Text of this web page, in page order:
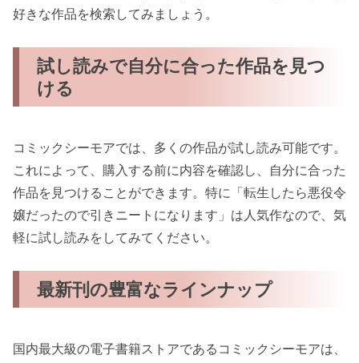
好きな作品を検索してみましょう。
試し読みで自分に合った作品を見つ
ける
コミックシーモアでは、多くの作品が試し読み可能です。
これによって、購入する前に内容を確認し、自分に合った
作品を見つけることができます。特に「転生したら悪役令
嬢だったので引きニートになります」は人気作なので、気
軽に試し読みをしてみてください。
最新刊の豊富なラインナップ
国内最大級の電子書籍ストアであるコミックシーモアは、